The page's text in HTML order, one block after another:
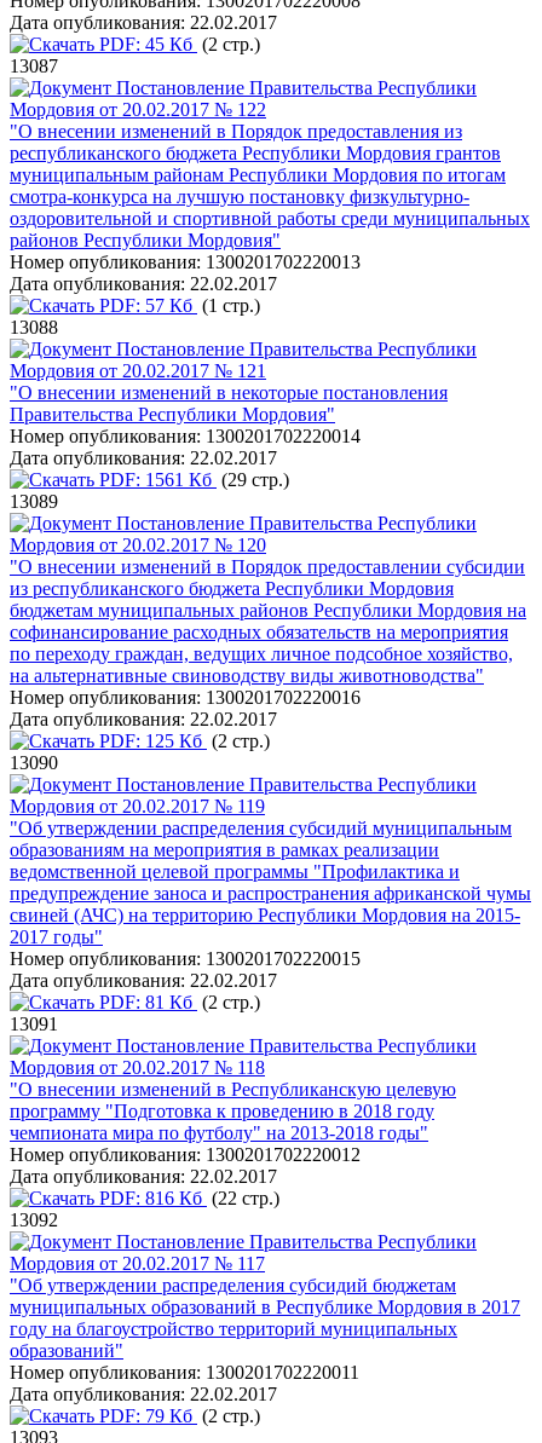
Дата опубликования: 22.02.2017
PDF: 45 Кб (2 стр.)
13087
Постановление Правительства Республики
Мордовия от 20.02.2017 № 122
"О внесении изменений в Порядок предоставления из
республиканского бюджета Республики Мордовия грантов
муниципальным районам Республики Мордовия по итогам
смотра-конкурса на лучшую постановку физкультурно-
оздоровительной и спортивной работы среди муниципальных
районов Республики Мордовия"
Номер опубликования: 1300201702220013
Дата опубликования: 22.02.2017
PDF: 57 Кб (1 стр.)
13088
Постановление Правительства Республики
Мордовия от 20.02.2017 № 121
"О внесении изменений в некоторые постановления
Правительства Республики Мордовия"
Номер опубликования: 1300201702220014
Дата опубликования: 22.02.2017
PDF: 1561 Кб (29 стр.)
13089
Постановление Правительства Республики
Мордовия от 20.02.2017 № 120
"О внесении изменений в Порядок предоставлении субсидии
из республиканского бюджета Республики Мордовия
бюджетам муниципальных районов Республики Мордовия на
софинансирование расходных обязательств на мероприятия
по переходу граждан, ведущих личное подсобное хозяйство,
на альтернативные свиноводству виды животноводства"
Номер опубликования: 1300201702220016
Дата опубликования: 22.02.2017
PDF: 125 Кб (2 стр.)
13090
Постановление Правительства Республики
Мордовия от 20.02.2017 № 119
"Об утверждении распределения субсидий муниципальным
образованиям на мероприятия в рамках реализации
ведомственной целевой программы "Профилактика и
предупреждение заноса и распространения африканской чумы
свиней (АЧС) на территорию Республики Мордовия на 2015-
2017 годы"
Номер опубликования: 1300201702220015
Дата опубликования: 22.02.2017
PDF: 81 Кб (2 стр.)
13091
Постановление Правительства Республики
Мордовия от 20.02.2017 № 118
"О внесении изменений в Республиканскую целевую
программу "Подготовка к проведению в 2018 году
чемпионата мира по футболу" на 2013-2018 годы"
Номер опубликования: 1300201702220012
Дата опубликования: 22.02.2017
PDF: 816 Кб (22 стр.)
13092
Постановление Правительства Республики
Мордовия от 20.02.2017 № 117
"Об утверждении распределения субсидий бюджетам
муниципальных образований в Республике Мордовия в 2017
году на благоустройство территорий муниципальных
образований"
Номер опубликования: 1300201702220011
Дата опубликования: 22.02.2017
PDF: 79 Кб (2 стр.)
13093